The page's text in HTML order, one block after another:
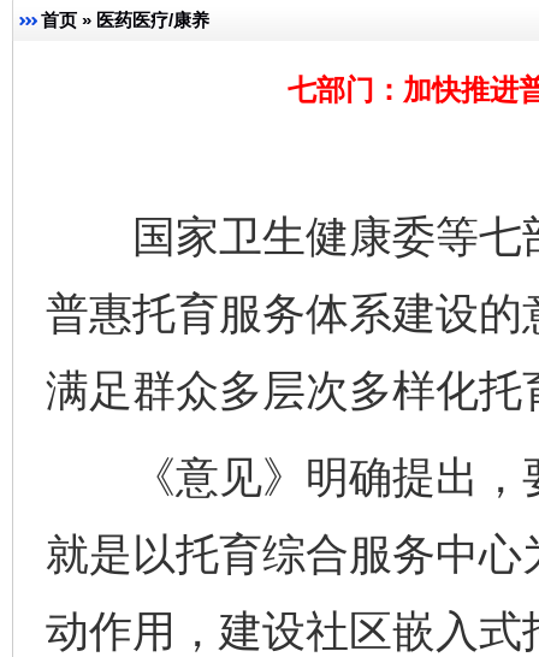
首页 » 医药医疗/康养
七部门：加快推进
国家卫生健康委等七
普惠托育服务体系建设
满足群众多层次多样化托
《意见》明确提出，
就是以托育综合服务中
动作用，建设社区嵌入